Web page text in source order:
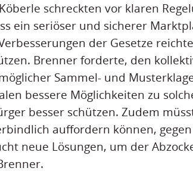
schreckten vor klaren
ein seriöser und sicherer
der Gesetze
Brenner forderte, den
Sammel- und
bessere Möglichkeiten zu
besser schützen. Zudem
auffordern können,
neue Lösungen, um der